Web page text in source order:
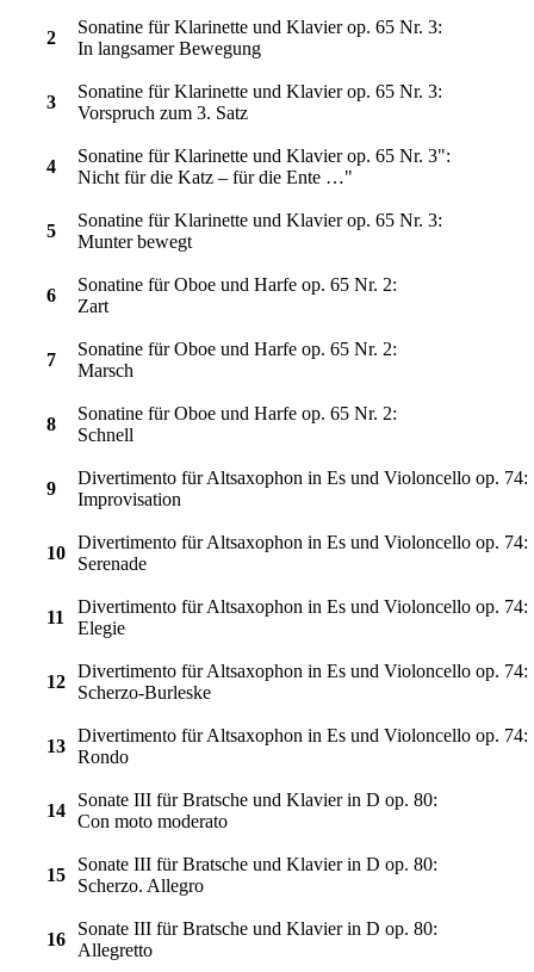
2
Sonatine für Klarinette und Klavier op. 65 Nr. 3:
In langsamer Bewegung
3
Sonatine für Klarinette und Klavier op. 65 Nr. 3:
Vorspruch zum 3. Satz
4
Sonatine für Klarinette und Klavier op. 65 Nr. 3":
Nicht für die Katz – für die Ente …"
5
Sonatine für Klarinette und Klavier op. 65 Nr. 3:
Munter bewegt
6
Sonatine für Oboe und Harfe op. 65 Nr. 2:
Zart
7
Sonatine für Oboe und Harfe op. 65 Nr. 2:
Marsch
8
Sonatine für Oboe und Harfe op. 65 Nr. 2:
Schnell
9
Divertimento für Altsaxophon in Es und Violoncello op. 74:
Improvisation
10
Divertimento für Altsaxophon in Es und Violoncello op. 74:
Serenade
11
Divertimento für Altsaxophon in Es und Violoncello op. 74:
Elegie
12
Divertimento für Altsaxophon in Es und Violoncello op. 74:
Scherzo-Burleske
13
Divertimento für Altsaxophon in Es und Violoncello op. 74:
Rondo
14
Sonate III für Bratsche und Klavier in D op. 80:
Con moto moderato
15
Sonate III für Bratsche und Klavier in D op. 80:
Scherzo. Allegro
16
Sonate III für Bratsche und Klavier in D op. 80:
Allegretto